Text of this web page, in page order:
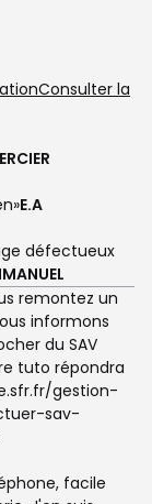
Consulter la
E.A
défectueux
remontez un
informons
du SAV
tuto répondra
gestion-
sav-
facile